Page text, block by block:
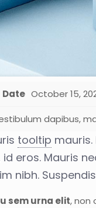
Date October 15,
dapibus,
tooltip
eros. Mauris
nibh.
sem urna elit, non